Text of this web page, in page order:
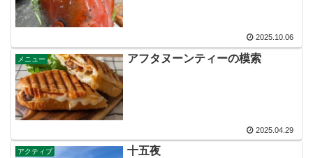
2025.10.06
メニュー アフタヌーンティーの模索
2025.04.29
アクティブ 十五夜